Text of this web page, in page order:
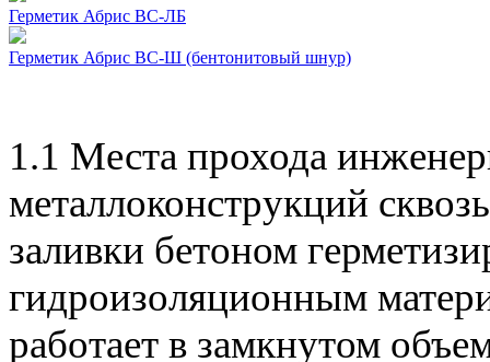
Герметик Абрис ВС-ЛБ
Герметик Абрис ВС-Ш (бентонитовый шнур)
1.1 Места прохода
металлоконструкций
заливки бетоном
гидроизоляционным
работает в замкнутом